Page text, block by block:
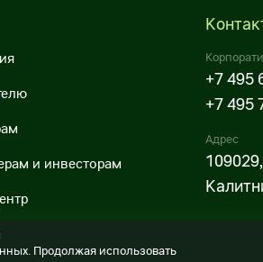
и инвесторам
+7 495
+7 495
Адрес
Продолжая использовать